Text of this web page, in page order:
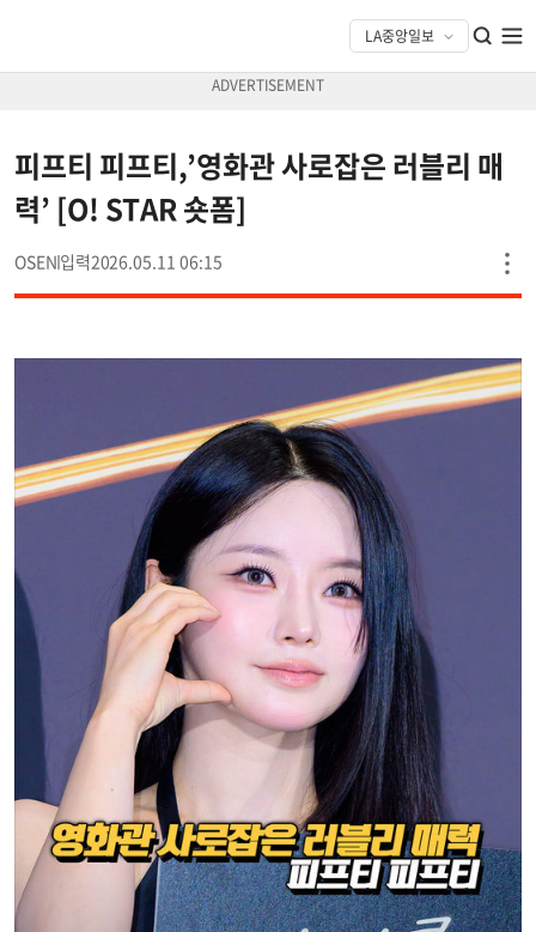
피프티 피프티,’영화관 사로잡은 러블리 매
력’ [O! STAR 숏폼]
OSEN 2026.05.11 06:15